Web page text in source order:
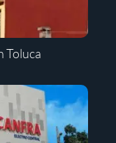
Toluca